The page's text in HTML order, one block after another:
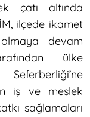
çatı altında
ilçede ikamet
devam
ülke
iş ve meslek
sağlamaları